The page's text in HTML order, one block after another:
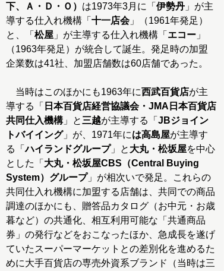
下、Ａ・Ｄ・Ｏ） は1973年3月に「 伊勢丹 」が主
導する仕入れ機構「 十一店会」（1961年発足）
と、「 松屋 」が主導する仕入れ機構「 エコー 」
（1963年発足）が統合して誕生。発足時の加盟
企業数は41社、加盟店舗数は60店舗であった。
当時はこのほかにも1963年に西武百貨店が主
導する「 日本百貨店経営協議会・JMA日本百貨店
共同仕入機構」と 三越が主導する「 JBジョイン
トバイイング」が、1971年には高島屋が主導す
る「ハイランドグループ」と 大丸・松坂屋を中心
とした「 大丸・松坂屋CBS（Central Buying
System）グループ」が相次いで発足。これらの
共同仕入れ機構に加盟する店舗は、共同での商品
調達のほかにも、贈答品カタログ（お中元・お歳
暮など）の共通化、相互利用可能な「共通商品
券」の発行などをおこなったほか、急成長を遂げ
ていたスーパーマーケットとの差別化を進めるた
めに大手百貨店の専売外資系ブランド（当時は三